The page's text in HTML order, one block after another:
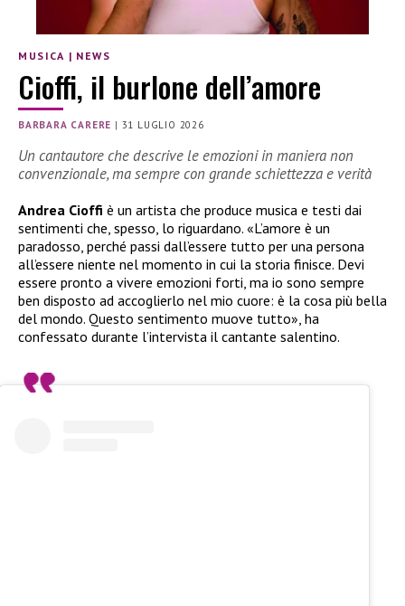
MUSICA | NEWS
Cioffi, il burlone dell’amore
BARBARA CARERE | 31 LUGLIO 2026
Un cantautore che descrive le emozioni in maniera non
convenzionale, ma sempre con grande schiettezza e verità
Andrea Cioffi è un artista che produce musica e testi dai
sentimenti che, spesso, lo riguardano. «L’amore è un
paradosso, perché passi dall’essere tutto per una persona
all’essere niente nel momento in cui la storia finisce. Devi
essere pronto a vivere emozioni forti, ma io sono sempre
ben disposto ad accoglierlo nel mio cuore: è la cosa più bella
del mondo. Questo sentimento muove tutto», ha
confessato durante l’intervista il cantante salentino.